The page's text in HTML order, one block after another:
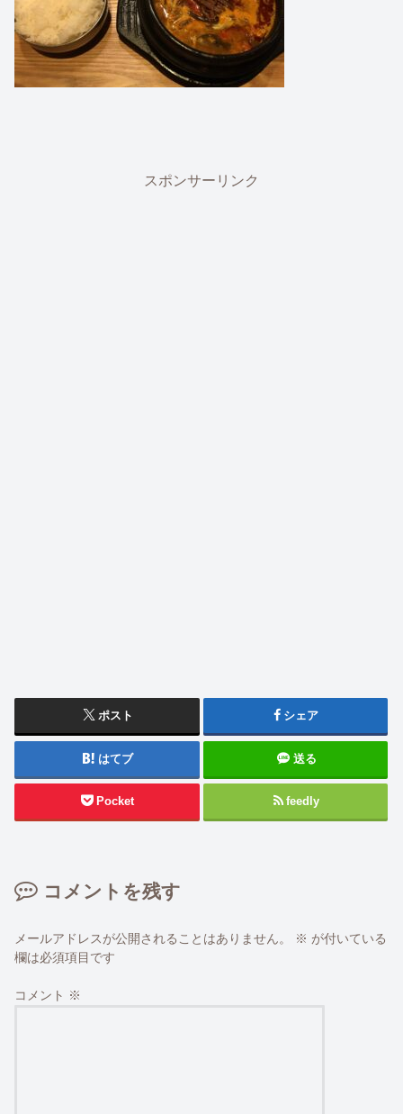
スポンサーリンク
ポスト シェア
はてブ 送る
Pocket feedly
コメントを残す
メールアドレスが公開されることはありません。 ※ が付いている
欄は必須項目です
コメント ※